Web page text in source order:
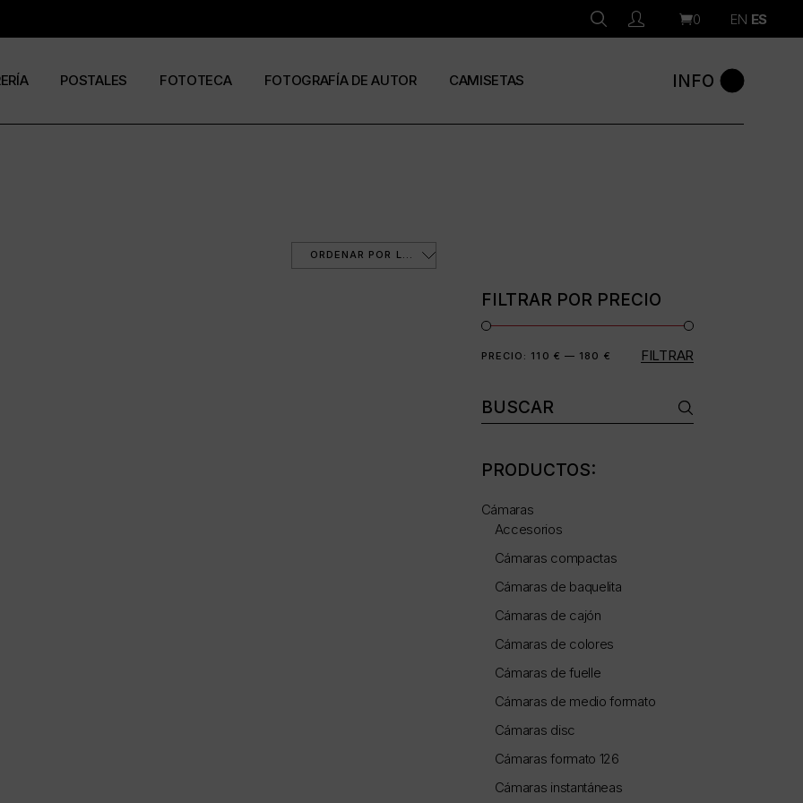
0 EN ES
POSTALES FOTOTECA FOTOGRAFÍA DE AUTOR CAMISETAS INFO
ORDENAR POR LOS ÚLTIMOS
FILTRAR POR PRECIO
Precio
Precio FILTRAR
PRECIO: 110 € — 180 €
Buscar:
PRODUCTOS:
Cámaras
Accesorios
Cámaras compactas
Cámaras de baquelita
Cámaras de cajón
Cámaras de colores
Cámaras de fuelle
Cámaras de medio formato
Cámaras disc
Cámaras formato 126
Cámaras instantáneas